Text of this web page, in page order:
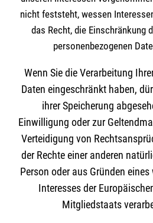
nicht feststeht, wessen
das Recht, die Einschränkung
personenbezogenen
Wenn Sie die Verarbeitung
Daten eingeschränkt haben,
ihrer Speicherung
Einwilligung oder zur
Verteidigung von
der Rechte einer anderen
Person oder aus Gründen
Interesses der
Mitgliedstaats